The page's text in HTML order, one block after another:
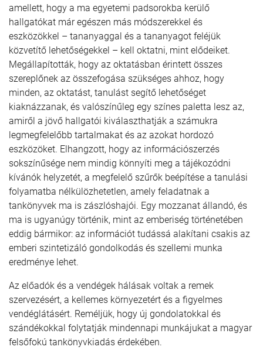
amellett, hogy a ma egyetemi padsorokba kerülő
hallgatókat már egészen más módszerekkel és
eszközökkel – tananyaggal és a tananyagot feléjük
közvetítő lehetőségekkel – kell oktatni, mint elődeiket.
Megállapították, hogy az oktatásban érintett összes
szereplőnek az összefogása szükséges ahhoz, hogy
minden, az oktatást, tanulást segítő lehetőséget
kiaknázzanak, és valószínűleg egy színes paletta lesz az,
amiről a jövő hallgatói kiválaszthatják a számukra
legmegfelelőbb tartalmakat és az azokat hordozó
eszközöket. Elhangzott, hogy az információszerzés
sokszínűsége nem mindig könnyíti meg a tájékozódni
kívánók helyzetét, a megfelelő szűrők beépítése a tanulási
folyamatba nélkülözhetetlen, amely feladatnak a
tankönyvek ma is zászlóshajói. Egy mozzanat állandó, és
ma is ugyanúgy történik, mint az emberiség történetében
eddig bármikor: az információt tudássá alakítani csakis az
emberi szintetizáló gondolkodás és szellemi munka
eredménye lehet.
Az előadók és a vendégek hálásak voltak a remek
szervezésért, a kellemes környezetért és a figyelmes
vendéglátásért. Reméljük, hogy új gondolatokkal és
szándékokkal folytatják mindennapi munkájukat a magyar
felsőfokú tankönyvkiadás érdekében.